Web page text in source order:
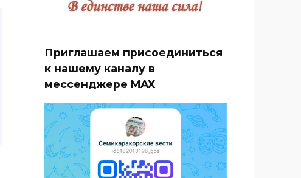
Приглашаем присоединиться
к нашему каналу в
мессенджере MAX